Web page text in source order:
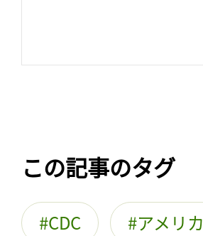
この記事のタグ
CDC アメリカ